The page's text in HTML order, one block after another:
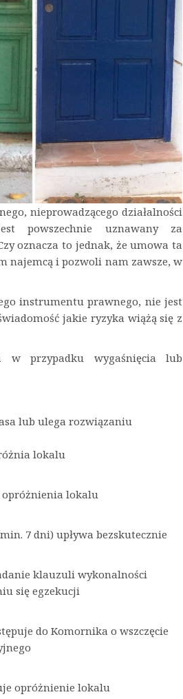
nieprowadzącego działalności
powszechnie uznawany za
oznacza to jednak, że umowa ta
najemcą i pozwoli nam zawsze, w
instrumentu prawnego, nie jest
jakie ryzyka wiążą się z
w przypadku wygaśnięcia lub
lub ulega rozwiązaniu
lokalu
opróżnienia lokalu
7 dni) upływa bezskutecznie
klauzuli wykonalności
się egzekucji
do Komornika o wszczęcie
opróżnienie lokalu